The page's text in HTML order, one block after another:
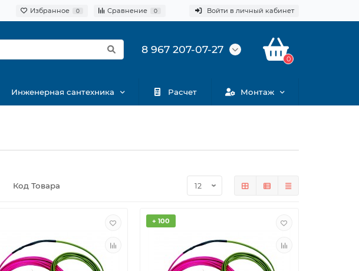
Избранное 0 Сравнение 0 Войти в личный кабинет
8 967 207-07-27
0
Инженерная сантехника Расчет Монтаж
Код Товара
+ 100